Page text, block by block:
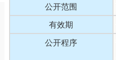
公开范围
有效期
公开程序